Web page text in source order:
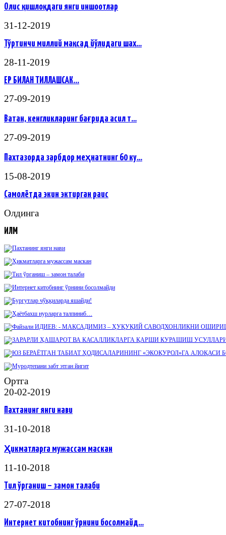
Олис қишлоқдаги янги иншоотлар
31-12-2019
Тўртинчи миллий мақсад йўлидаги шах…
28-11-2019
ЕР БИЛАН ТИЛЛАШСАК...
27-09-2019
Ватан, кенгликларинг бағрида асил т…
27-09-2019
Пахтазорда зарбдор меҳнатнинг 60 ку…
15-08-2019
Самолётда экин эктирган раис
Олдинга
ИЛМ
Ортга
20-02-2019
Пахтанинг янги нави
31-10-2018
Ҳикматларга мужассам маскан
11-10-2018
Тил ўрганиш – замон талаби
27-07-2018
Интернет китобнинг ўрнини босолмайд…